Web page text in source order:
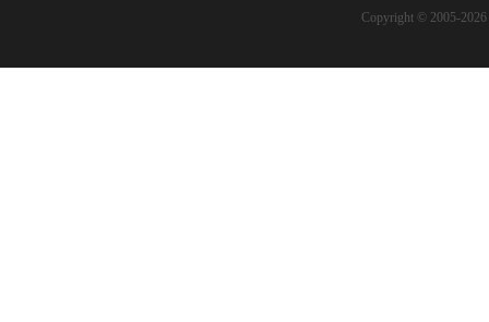
Copyright © 2005-